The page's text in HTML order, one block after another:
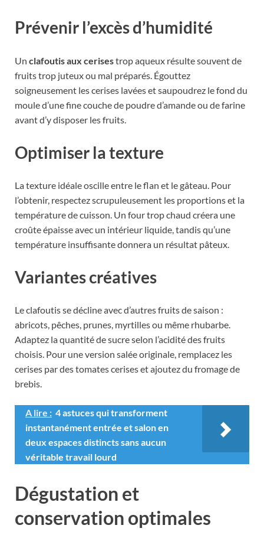
Prévenir l’excès d’humidité
Un clafoutis aux cerisestrop aqueux résulte souvent de
fruits trop juteux ou mal préparés. Égouttez
soigneusement les cerises lavées et saupoudrez le fond du
moule d’une fine couche de poudre d’amande ou de farine
avant d’y disposer les fruits.
Optimiser la texture
La texture idéale oscille entre le flan et le gâteau. Pour
l’obtenir, respectez scrupuleusement les proportions et la
température de cuisson. Un four trop chaud créera une
croûte épaisse avec un intérieur liquide, tandis qu’une
température insuffisante donnera un résultat pâteux.
Variantes créatives
Le clafoutis se décline avec d’autres fruits de saison :
abricots, pêches, prunes, myrtilles ou même rhubarbe.
Adaptez la quantité de sucre selon l’acidité des fruits
choisis. Pour une version salée originale, remplacez les
cerises par des tomates cerises et ajoutez du fromage de
brebis.
A lire : 4 astuces qui transforment
instantanément entrée et salon en
deux espaces distincts sans aucun
véritable travail lourd
Dégustation et
conservation optimales